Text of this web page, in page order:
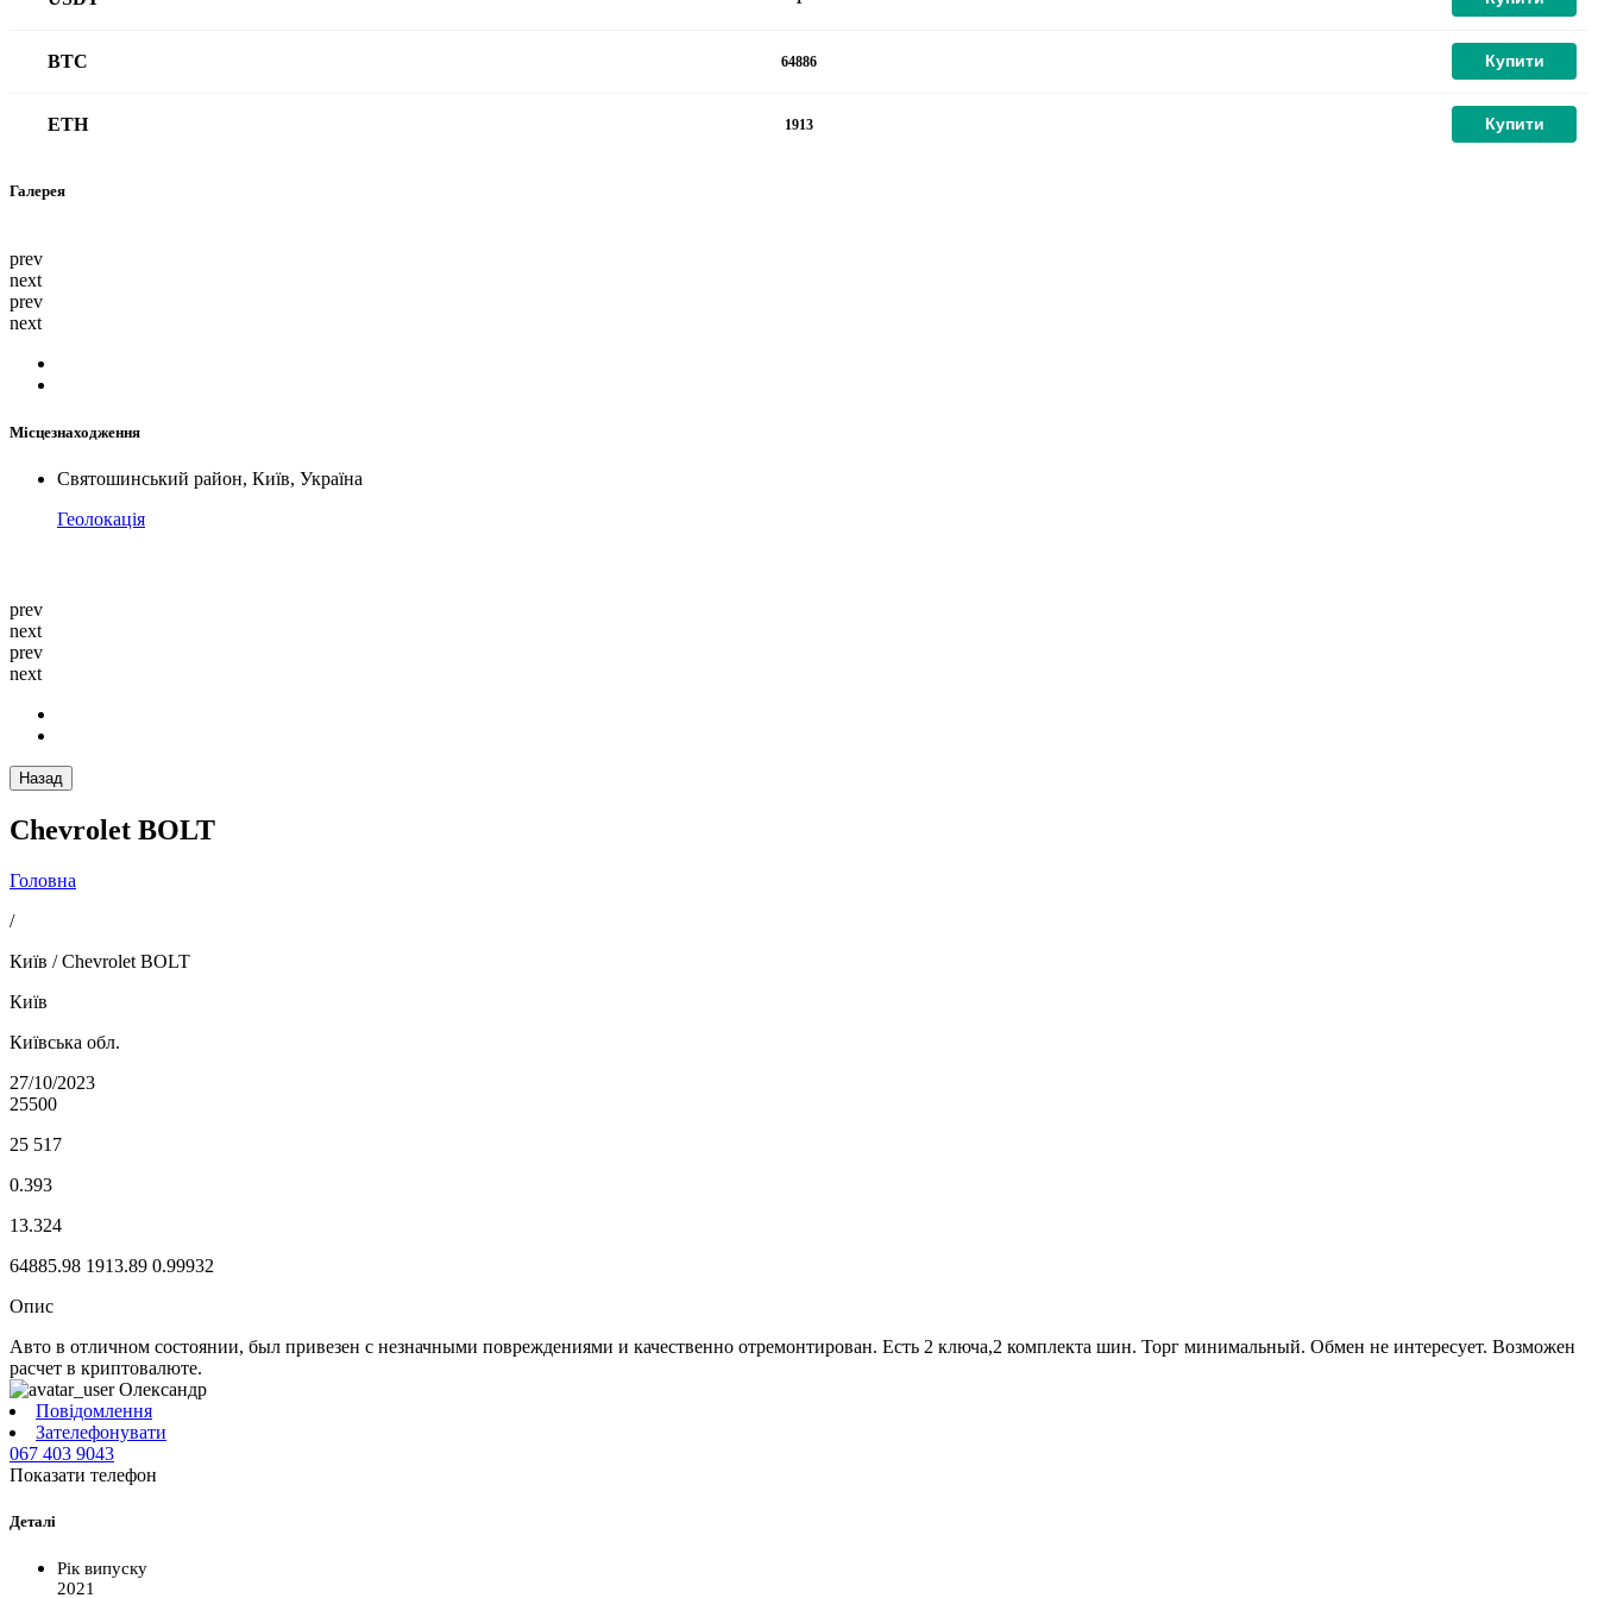
BTC 64886 Купити
ETH 1913 Купити
Галерея
prev
next
prev
next
Місцезнаходження
Святошинський район, Київ, Україна
Геолокація
prev
next
prev
next
Назад
Chevrolet BOLT
Головна
/
Київ / Chevrolet BOLT
Київ
Київська обл.
27/10/2023
25500
25 517
0.393
13.324
64885.98 1913.89 0.99932
Опис
Авто в отличном состоянии, был привезен с незначными повреждениями и качественно отремонтирован. Есть 2 ключа,2 комплекта шин. Торг минимальный. Обмен не интересует. Возможен
расчет в криптовалюте.
Олександр
Повідомлення
Зателефонувати
067 403 9043
Показати телефон
Деталі
Рік випуску
2021